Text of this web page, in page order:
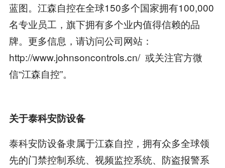
蓝图。江森自控在全球150多个国家拥有100,000
名专业员工，旗下拥有多个业内值得信赖的品
牌。更多信息，请访问公司网站：
http://www.johnsoncontrols.cn/ 或关注官方微
信“江森自控”。
关于泰科安防设备
泰科安防设备隶属于江森自控，拥有众多全球领
先的门禁控制系统、视频监控系统、防盗报警系